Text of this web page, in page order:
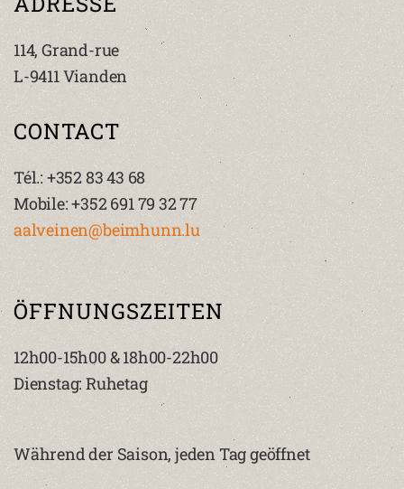
114, Grand-rue
L-9411 Vianden
CONTACT
Tél.: +352 83 43 68
Mobile: +352 691 79 32 77
aalveinen@beimhunn.lu
ÖFFNUNGSZEITEN
12h00-15h00 & 18h00-22h00
Dienstag: Ruhetag
Während der Saison, jeden Tag geöffnet